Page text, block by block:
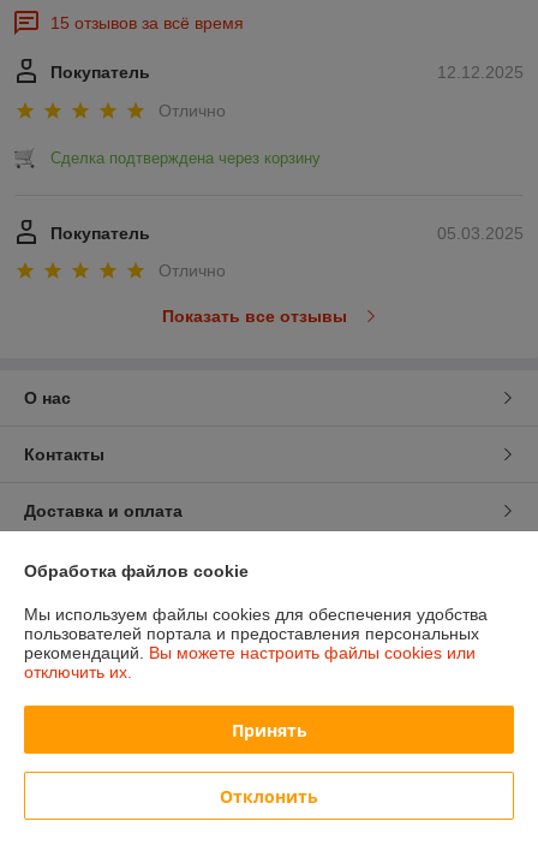
15 отзывов за всё время
12.12.2025
Покупатель
Отлично
Сделка подтверждена через корзину
05.03.2025
Покупатель
Отлично
Показать все отзывы
О нас
Контакты
Доставка и оплата
График работы
Полная версия сайта
Политика обработки cookies
Сайт создан на платформе Deal.by
Обработка файлов cookie
Мы используем файлы cookies для обеспечения удобства
пользователей портала и предоставления персональных
рекомендаций. Вы можете настроить файлы cookies или
отключить их.
Принять
Отклонить